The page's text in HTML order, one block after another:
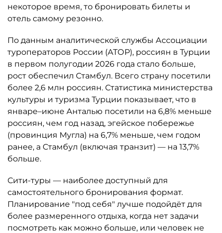
некоторое время, то бронировать билеты и
отель самому резонно.
По данным аналитической службы Ассоциации
туроператоров России (АТОР), россиян в Турции
в первом полугодии 2026 года стало больше,
рост обеспечил Стамбул. Всего страну посетили
более 2,6 млн россиян. Статистика министерства
культуры и туризма Турции показывает, что в
январе–июне Анталью посетили на 6,8% меньше
россиян, чем год назад, эгейское побережье
(провинция Мугла) на 6,7% меньше, чем годом
ранее, а Стамбул (включая транзит) — на 13,7%
больше.
Сити-туры — наиболее доступный для
самостоятельного бронирования формат.
Планирование "под себя" лучше подойдёт для
более размеренного отдыха, когда нет задачи
посмотреть как можно больше, или человек не